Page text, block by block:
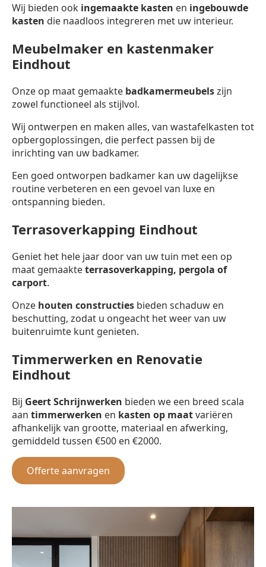
Wij bieden ook ingemaakte kasten en ingebouwde
kasten die naadloos integreren met uw interieur.
Meubelmaker en kastenmaker
Eindhout
Onze op maat gemaakte badkamermeubelszijn
zowel functioneel als stijlvol.
Wij ontwerpen en maken alles, van wastafelkasten tot
opbergoplossingen, die perfect passen bij de
inrichting van uw badkamer.
Een goed ontworpen badkamer kan uw dagelijkse
routine verbeteren en een gevoel van luxe en
ontspanning bieden.
Terrasoverkapping Eindhout
Geniet het hele jaar door van uw tuin met een op
maat gemaakteterrasoverkapping, pergola of
carport.
Onze houten constructies bieden schaduw en
beschutting, zodat u ongeacht het weer van uw
buitenruimte kunt genieten.
Timmerwerken en Renovatie
Eindhout
Bij Geert Schrijnwerken bieden we een breed scala
aan timmerwerken en kasten op maatvariëren
afhankelijk van grootte, materiaal en afwerking,
gemiddeld tussen €500 en €2000.
Offerte aanvragen